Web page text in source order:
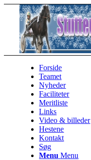
Forside
Teamet
Nyheder
Faciliteter
Meritliste
Links
Video & billeder
Hestene
Kontakt
Søg
Menu Menu